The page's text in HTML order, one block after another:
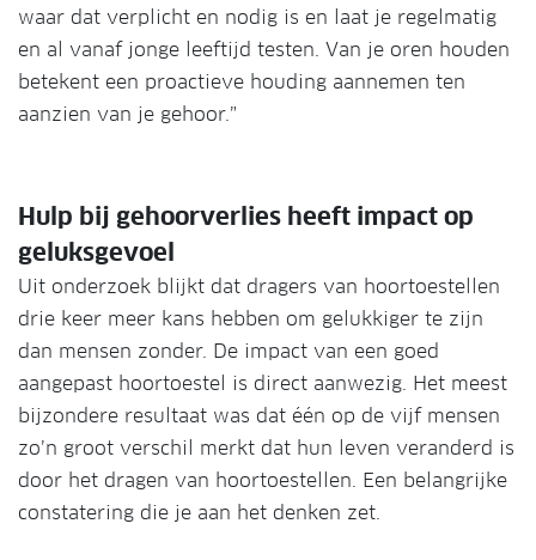
waar dat verplicht en nodig is en laat je regelmatig
en al vanaf jonge leeftijd testen. Van je oren houden
betekent een proactieve houding aannemen ten
aanzien van je gehoor.”
Hulp bij gehoorverlies heeft impact op
geluksgevoel
Uit onderzoek blijkt dat dragers van hoortoestellen
drie keer meer kans hebben om gelukkiger te zijn
dan mensen zonder. De impact van een goed
aangepast hoortoestel is direct aanwezig. Het meest
bijzondere resultaat was dat één op de vijf mensen
zo’n groot verschil merkt dat hun leven veranderd is
door het dragen van hoortoestellen. Een belangrijke
constatering die je aan het denken zet.